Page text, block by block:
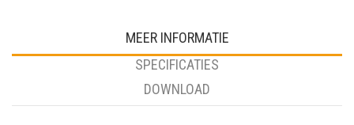
MEER INFORMATIE
SPECIFICATIES
DOWNLOAD